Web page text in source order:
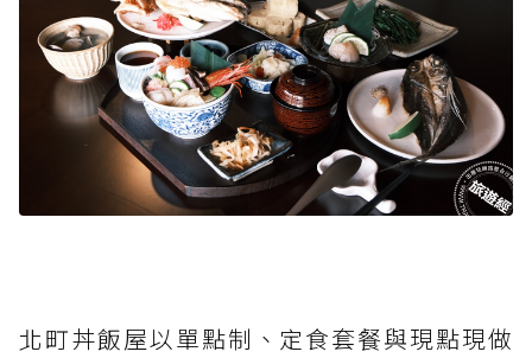
北町丼飯屋以單點制、定食套餐與現點現做